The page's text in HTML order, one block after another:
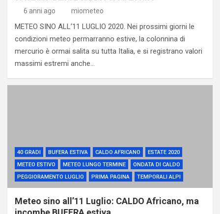
6 anni ago miometeo
METEO SINO ALL’11 LUGLIO 2020. Nei prossimi giorni le
condizioni meteo permarranno estive, la colonnina di
mercurio è ormai salita su tutta Italia, e si registrano valori
massimi estremi anche…
40 GRADI BUFERA ESTIVA CALDO AFRICANO
ESTATE 2020
METEO ESTIVO
METEO LUNGO TERMINE
ONDATA DI CALDO
PEGGIORAMENTO LUGLIO
PRIMA PAGINA TEMPORALI ALPI
Meteo sino all’11 Luglio: CALDO Africano, ma